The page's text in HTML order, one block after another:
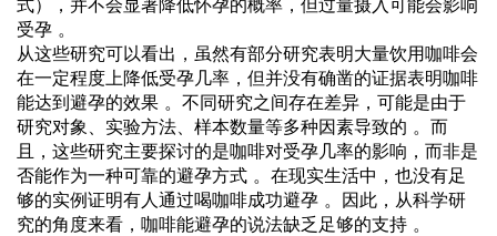
受孕 。
从这些研究可以看出，虽然有部分研究表明大量饮用咖啡会
在一定程度上降低受孕几率，但并没有确凿的证据表明咖啡
能达到避孕的效果 。不同研究之间存在差异，可能是由于
研究对象、实验方法、样本数量等多种因素导致的 。而
且，这些研究主要探讨的是咖啡对受孕几率的影响，而非是
否能作为一种可靠的避孕方式 。在现实生活中，也没有足
够的实例证明有人通过喝咖啡成功避孕 。因此，从科学研
究的角度来看，咖啡能避孕的说法缺乏足够的支持 。